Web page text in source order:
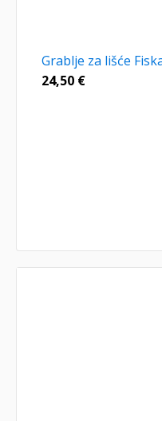
Grablje za lišće
24,50 €